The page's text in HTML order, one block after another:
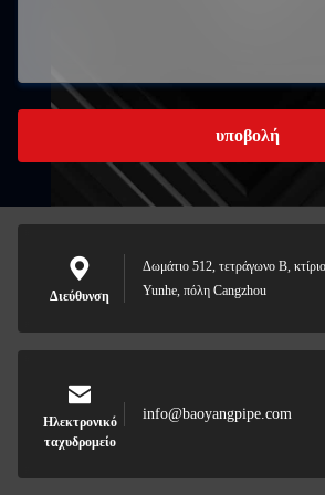
υποβολή
Διεύθυνση
Δωμάτιο 512, τετράγωνο Β,
Yunhe, πόλη Cangzhou
Ηλεκτρονικό
ταχυδρομείο
info@baoyangpipe.com